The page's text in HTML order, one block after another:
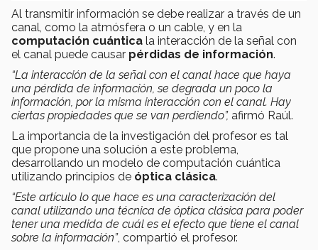
Al transmitir información se debe realizar a través de un
canal, como la atmósfera o un cable, y en la
computación cuántica la interacción de la señal con
el canal puede causar pérdidas de información.
“La interacción de la señal con el canal hace que haya
una pérdida de información, se degrada un poco la
información, por la misma interacción con el canal. Hay
ciertas propiedades que se van perdiendo”, afirmó Raúl.
La importancia de la investigación del profesor es tal
que propone una solución a este problema,
desarrollando un modelo de computación cuántica
utilizando principios de óptica clásica.
“Este artículo lo que hace es una caracterización del
canal utilizando una técnica de óptica clásica para poder
tener una medida de cuál es el efecto que tiene el canal
sobre la información”, compartió el profesor.